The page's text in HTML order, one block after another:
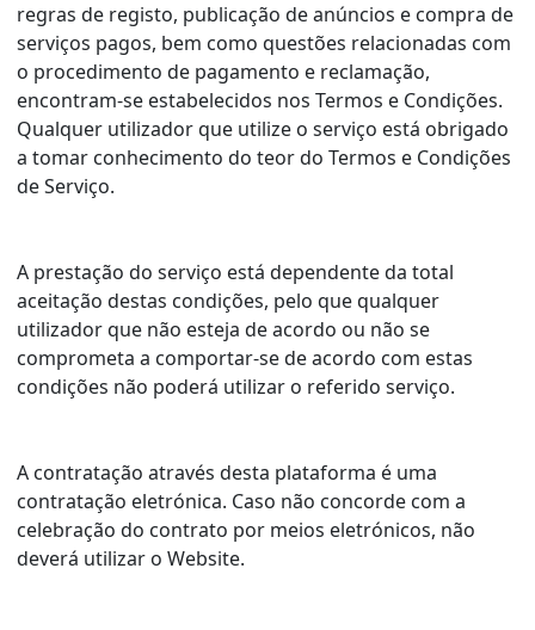
regras de registo, publicação de anúncios e compra de
serviços pagos, bem como questões relacionadas com
o procedimento de pagamento e reclamação,
encontram-se estabelecidos nos Termos e Condições.
Qualquer utilizador que utilize o serviço está obrigado
a tomar conhecimento do teor do Termos e Condições
de Serviço.
A prestação do serviço está dependente da total
aceitação destas condições, pelo que qualquer
utilizador que não esteja de acordo ou não se
comprometa a comportar-se de acordo com estas
condições não poderá utilizar o referido serviço.
A contratação através desta plataforma é uma
contratação eletrónica. Caso não concorde com a
celebração do contrato por meios eletrónicos, não
deverá utilizar o Website.